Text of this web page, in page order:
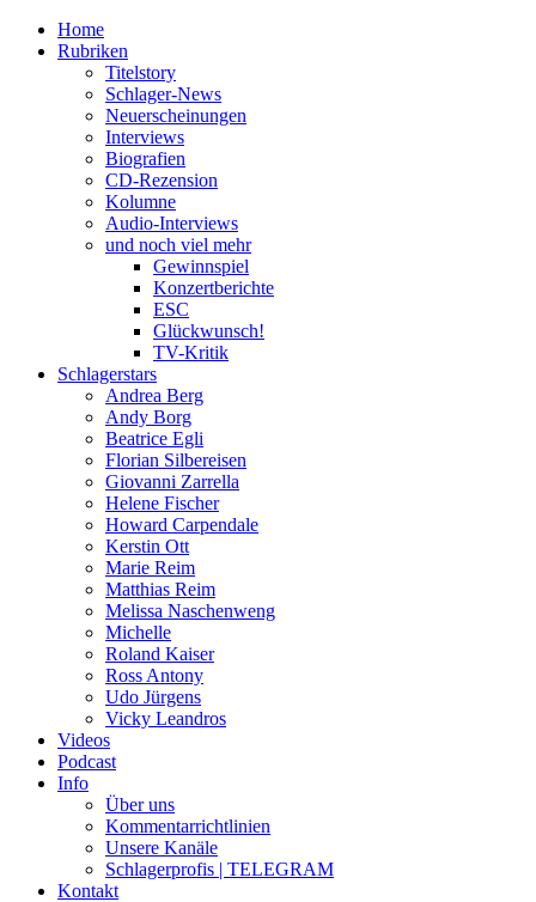
Home
Rubriken
Titelstory
Schlager-News
Neuerscheinungen
Interviews
Biografien
CD-Rezension
Kolumne
Audio-Interviews
und noch viel mehr
Gewinnspiel
Konzertberichte
ESC
Glückwunsch!
TV-Kritik
Schlagerstars
Andrea Berg
Andy Borg
Beatrice Egli
Florian Silbereisen
Giovanni Zarrella
Helene Fischer
Howard Carpendale
Kerstin Ott
Marie Reim
Matthias Reim
Melissa Naschenweng
Michelle
Roland Kaiser
Ross Antony
Udo Jürgens
Vicky Leandros
Videos
Podcast
Info
Über uns
Kommentarrichtlinien
Unsere Kanäle
Schlagerprofis | TELEGRAM
Kontakt